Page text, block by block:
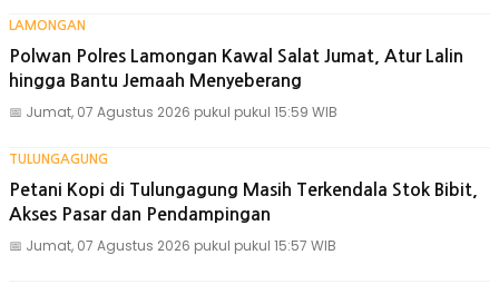
LAMONGAN
Polwan Polres Lamongan Kawal Salat Jumat, Atur Lalin
hingga Bantu Jemaah Menyeberang
📅 Jumat, 07 Agustus 2026 pukul pukul 15:59 WIB
TULUNGAGUNG
Petani Kopi di Tulungagung Masih Terkendala Stok Bibit,
Akses Pasar dan Pendampingan
📅 Jumat, 07 Agustus 2026 pukul pukul 15:57 WIB